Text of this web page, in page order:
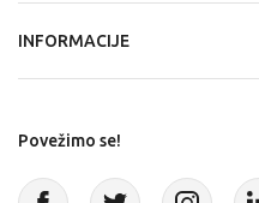
INFORMACIJE
Povežimo se!